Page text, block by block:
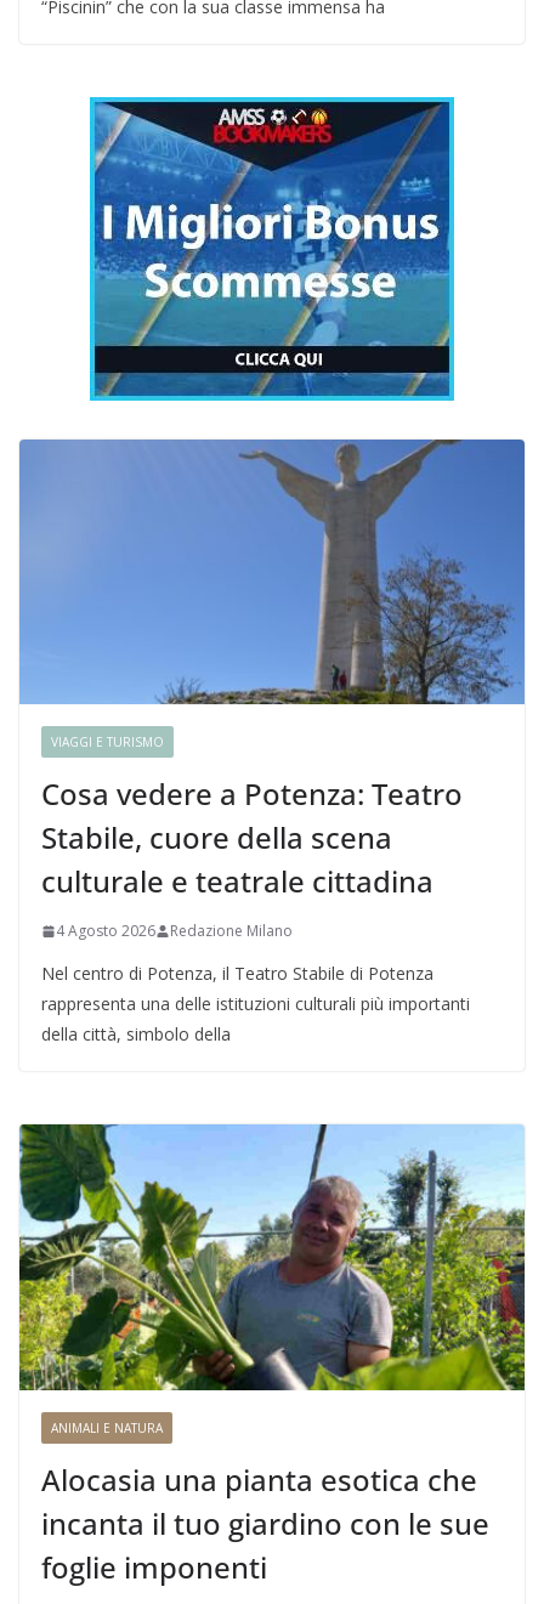
“Piscinin” che con la sua classe immensa ha
VIAGGI E TURISMO
Cosa vedere a Potenza: Teatro
Stabile, cuore della scena
culturale e teatrale cittadina
4 Agosto 2026 Redazione Milano
Nel centro di Potenza, il Teatro Stabile di Potenza
rappresenta una delle istituzioni culturali più importanti
della città, simbolo della
ANIMALI E NATURA
Alocasia una pianta esotica che
incanta il tuo giardino con le sue
foglie imponenti